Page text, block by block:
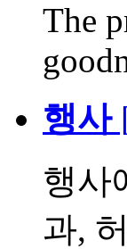
The
행사
행사
과,